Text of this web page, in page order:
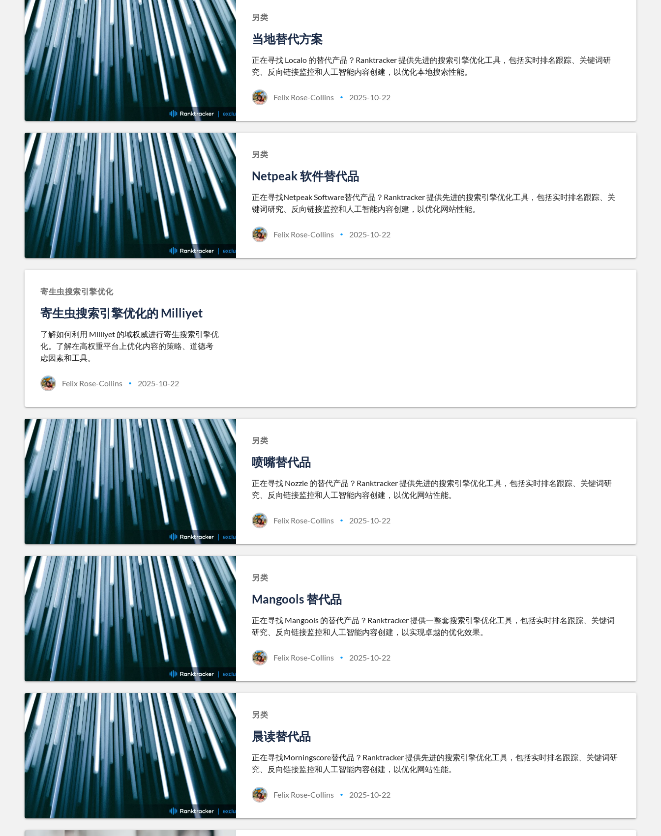
另类
当地替代方案
正在寻找 Localo 的替代产品？Ranktracker 提供先进的搜索引擎优化工具，包括实时排名跟踪、关键词研
究、反向链接监控和人工智能内容创建，以优化本地搜索性能。
Felix Rose-Collins • 2025-10-22
另类
Netpeak 软件替代品
正在寻找Netpeak Software替代产品？Ranktracker 提供先进的搜索引擎优化工具，包括实时排名跟踪、关
键词研究、反向链接监控和人工智能内容创建，以优化网站性能。
Felix Rose-Collins • 2025-10-22
寄生虫搜索引擎优化
寄生虫搜索引擎优化的 Milliyet
了解如何利用 Milliyet 的域权威进行寄生搜索引擎优
化。了解在高权重平台上优化内容的策略、道德考
虑因素和工具。
Felix Rose-Collins • 2025-10-22
另类
喷嘴替代品
正在寻找 Nozzle 的替代产品？Ranktracker 提供先进的搜索引擎优化工具，包括实时排名跟踪、关键词研
究、反向链接监控和人工智能内容创建，以优化网站性能。
Felix Rose-Collins • 2025-10-22
另类
Mangools 替代品
正在寻找 Mangools 的替代产品？Ranktracker 提供一整套搜索引擎优化工具，包括实时排名跟踪、关键词
研究、反向链接监控和人工智能内容创建，以实现卓越的优化效果。
Felix Rose-Collins • 2025-10-22
另类
晨读替代品
正在寻找Morningscore替代品？Ranktracker 提供先进的搜索引擎优化工具，包括实时排名跟踪、关键词研
究、反向链接监控和人工智能内容创建，以优化网站性能。
Felix Rose-Collins • 2025-10-22